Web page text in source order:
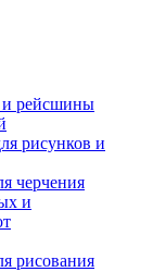
и рейсшины
рисунков и
черчения
и
рисования